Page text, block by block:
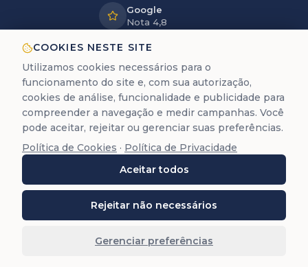
Google
Nota 4,8
LGPD
protegidos
12+ anos
de experiência
A Trastevere é uma empresa de assessoria documental
para cidadania europeia. Não prestamos serviços
jurídicos de advocacia (Lei 8.906/94).
Trastevere Cidadanias. Todos os direitos
reservados. O conteúdo deste site (textos, imagens,
Reprodução total ou parcial é proibida sem autorização
COOKIES NESTE SITE
Utilizamos cookies necessários para o
funcionamento do site e, com sua autorização,
cookies de análise, funcionalidade e publicidade para
compreender a navegação e medir campanhas. Você
pode aceitar, rejeitar ou gerenciar suas preferências.
Política de Cookies · Política de Privacidade
Aceitar todos
Rejeitar não necessários
Gerenciar preferências